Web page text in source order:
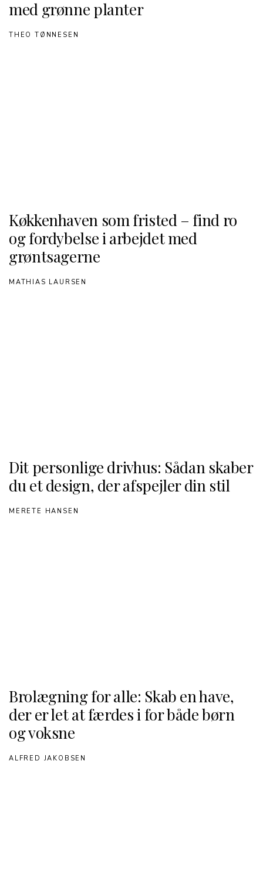
med grønne planter
THEO TØNNESEN
Køkkenhaven som fristed – find ro
og fordybelse i arbejdet med
grøntsagerne
MATHIAS LAURSEN
Dit personlige drivhus: Sådan skaber
du et design, der afspejler din stil
MERETE HANSEN
Brolægning for alle: Skab en have,
der er let at færdes i for både børn
og voksne
ALFRED JAKOBSEN